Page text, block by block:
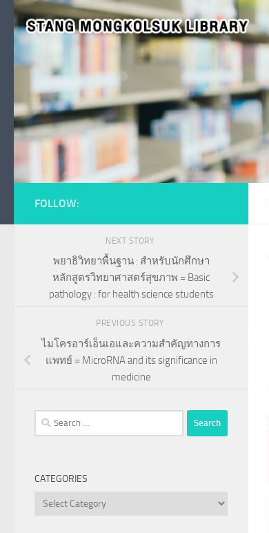
Skip to content
FOLLOW:
NEXT STORY
พยาธิวิทยาพื้นฐาน : สำหรับนักศึกษา
หลักสูตรวิทยาศาสตร์สุขภาพ = Basic
pathology : for health science students
PREVIOUS STORY
ไมโครอาร์เอ็นเอและความสำคัญทางการ
แพทย์ = MicroRNA and its significance in
medicine
Search
for:
CATEGORIES
Categories